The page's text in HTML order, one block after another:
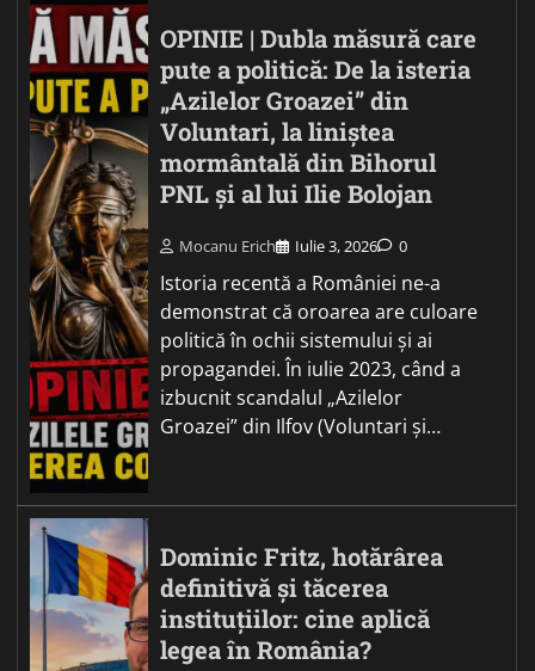
OPINIE | Dubla măsură care
pute a politică: De la isteria
„Azilelor Groazei” din
Voluntari, la liniștea
mormântală din Bihorul
PNL și al lui Ilie Bolojan
Mocanu Erich Iulie 3, 2026 0
Istoria recentă a României ne-a
demonstrat că oroarea are culoare
politică în ochii sistemului și ai
propagandei. În iulie 2023, când a
izbucnit scandalul „Azilelor
Groazei” din Ilfov (Voluntari și…
Dominic Fritz, hotărârea
definitivă și tăcerea
instituțiilor: cine aplică
legea în România?